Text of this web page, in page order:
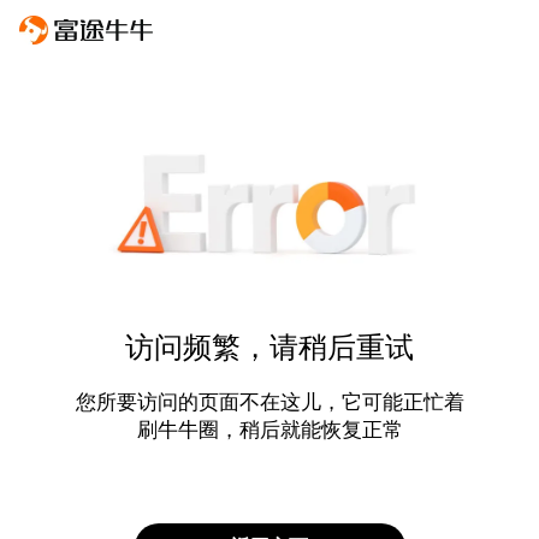
访问频繁，请稍后重试
您所要访问的页面不在这儿，它可能正忙着
刷牛牛圈，稍后就能恢复正常